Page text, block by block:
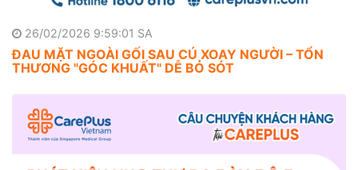
26/02/2026 9:59:01 SA
ĐAU MẶT NGOÀI GỐI SAU CÚ XOAY NGƯỜI – TỔN
THƯƠNG "GÓC KHUẤT" DỄ BỎ SÓT